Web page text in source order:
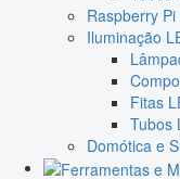
Raspberry Pi
Iluminação
Fitas
Tubos
Domótica e